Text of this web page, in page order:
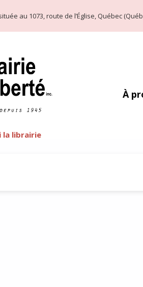
au 1073, route de l’Église, Québec
la librairie
À